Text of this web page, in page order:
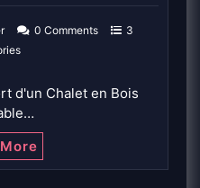
0 Comments
3
d'un Chalet en Bois